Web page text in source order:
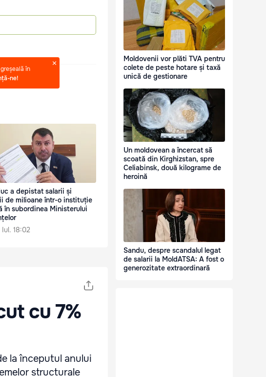
în
ne!
a depistat salarii și
de milioane într-o instituție
în subordinea Ministerului
Iul. 18:02
cu 7%
la începutul anului
structurale
Moldovenii vor plăti TVA pentru
colete de peste hotare și taxă
unică de gestionare
Un moldovean a încercat să
scoată din Kirghizstan, spre
Celiabinsk, două kilograme de
heroină
Sandu, despre scandalul legat
de salarii la MoldATSA: A fost o
generozitate extraordinară